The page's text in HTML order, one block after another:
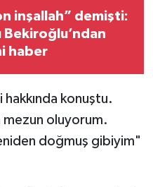
inşallah” demişti:
Bekiroğlu’ndan
haber
hakkında konuştu.
mezun oluyorum.
doğmuş gibiyim"